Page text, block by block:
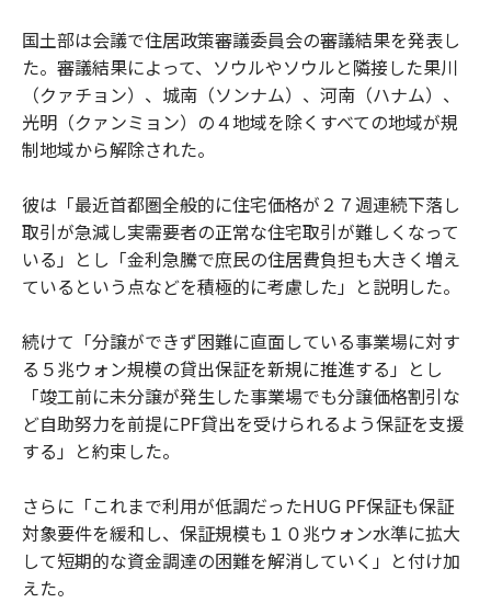
国土部は会議で住居政策審議委員会の審議結果を発表し
た。審議結果によって、ソウルやソウルと隣接した果川
（クァチョン）、城南（ソンナム）、河南（ハナム）、
光明（クァンミョン）の４地域を除くすべての地域が規
制地域から解除された。
彼は「最近首都圏全般的に住宅価格が２７週連続下落し
取引が急減し実需要者の正常な住宅取引が難しくなって
いる」とし「金利急騰で庶民の住居費負担も大きく増え
ているという点などを積極的に考慮した」と説明した。
続けて「分譲ができず困難に直面している事業場に対す
る５兆ウォン規模の貸出保証を新規に推進する」とし
「竣工前に未分譲が発生した事業場でも分譲価格割引な
ど自助努力を前提にPF貸出を受けられるよう保証を支援
する」と約束した。
さらに「これまで利用が低調だったHUG PF保証も保証
対象要件を緩和し、保証規模も１０兆ウォン水準に拡大
して短期的な資金調達の困難を解消していく」と付け加
えた。